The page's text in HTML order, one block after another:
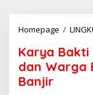
Homepage /
Karya Bakti
dan Warga
Banjir